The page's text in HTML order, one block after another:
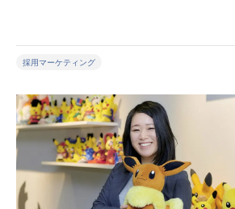
採用マーケティング